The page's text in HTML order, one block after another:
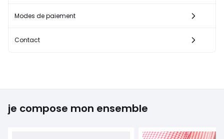
Modes de paiement
Contact
je compose mon ensemble